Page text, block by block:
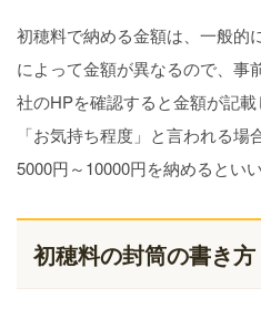
初穂料で納める金額は、一般的
によって金額が異なるので、事
社のHPを確認すると金額が記載
「お気持ち程度」と言われる
5000円～10000円を納めるといい
初穂料の封筒の書き